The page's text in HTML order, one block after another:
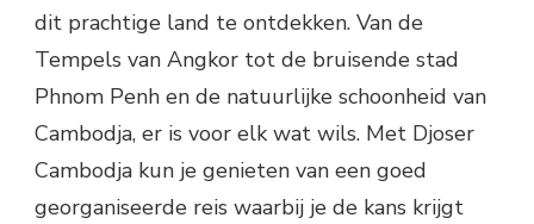
dit prachtige land te ontdekken. Van de
Tempels van Angkor tot de bruisende stad
Phnom Penh en de natuurlijke schoonheid van
Cambodja, er is voor elk wat wils. Met Djoser
Cambodja kun je genieten van een goed
georganiseerde reis waarbij je de kans krijgt